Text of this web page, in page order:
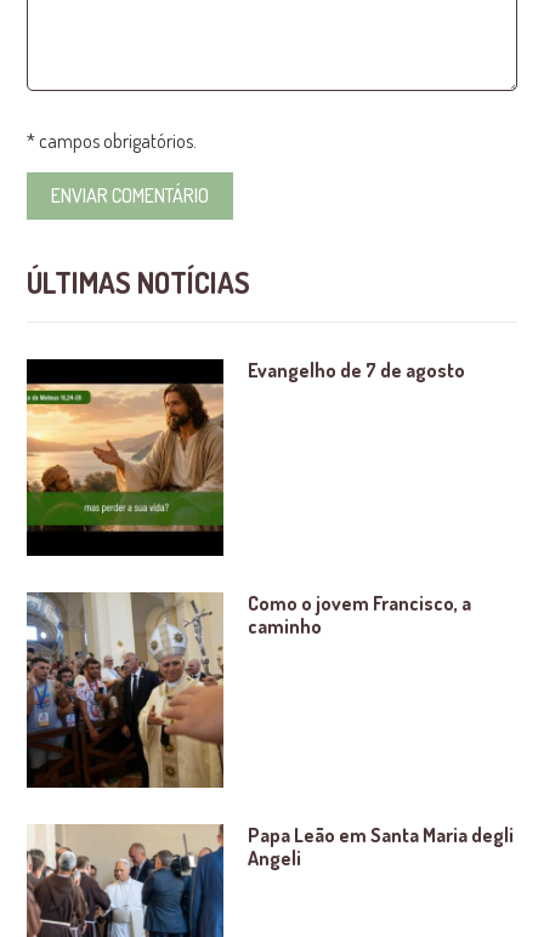
* campos obrigatórios.
ÚLTIMAS NOTÍCIAS
Evangelho de 7 de agosto
Como o jovem Francisco, a
caminho
Papa Leão em Santa Maria degli
Angeli